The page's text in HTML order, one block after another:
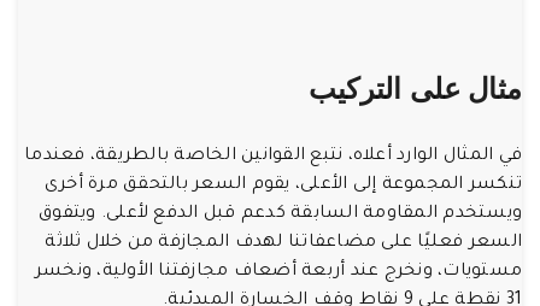
مثال على التركيب
في المثال الوارد أعلاه، نتبع القوانين الخاصة بالطريقة، فعندما
تنكسر المجموعة إلى الأعلى، يقوم السعر بالتحقق مرة أخرى
ويستخدم المقاومة السابقة كدعم قبل الدفع لأعلى. ويتفوق
السعر فعليًا على مضاعفاتنا لهدف المجازفة من خلال ثلاثة
مستويات، ونخرج عند أربعة أضعاف مجازفتنا الأولية، ونخسر
31 نقطة على 9 نقاط وقف الخسارة المبدئية.